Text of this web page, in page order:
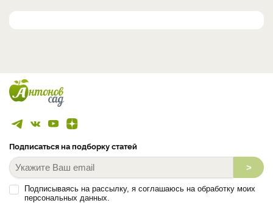
Подписаться на подборку статей
>
Подписываясь на рассылку, я соглашаюсь на обработку моих
персональных данных.